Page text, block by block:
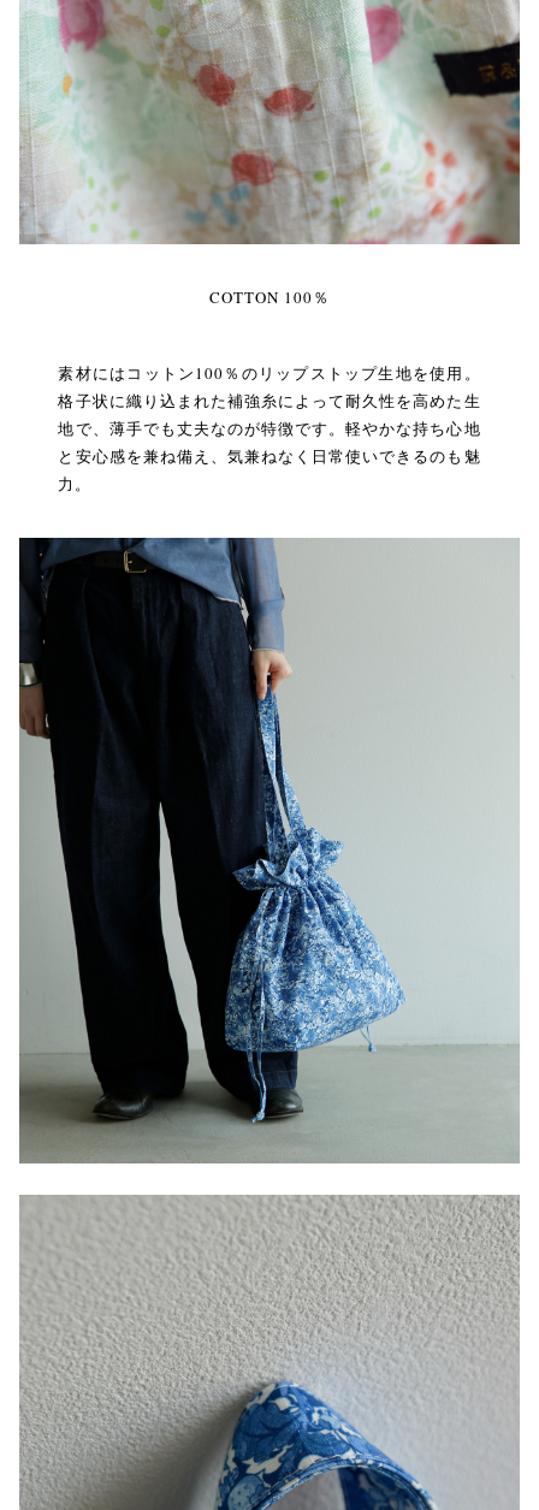
COTTON 100％
素材にはコットン100％のリップストップ生地を使用。
格子状に織り込まれた補強糸によって耐久性を高めた生
地で、薄手でも丈夫なのが特徴です。軽やかな持ち心地
と安心感を兼ね備え、気兼ねなく日常使いできるのも魅
力。